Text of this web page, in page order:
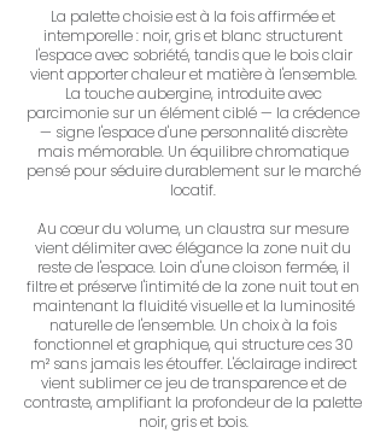
La palette choisie est à la fois affirmée et
intemporelle : noir, gris et blanc structurent
l'espace avec sobriété, tandis que le bois clair
vient apporter chaleur et matière à l'ensemble.
La touche aubergine, introduite avec
parcimonie sur un élément ciblé — la crédence
— signe l'espace d'une personnalité discrète
mais mémorable. Un équilibre chromatique
pensé pour séduire durablement sur le marché
locatif.
Au cœur du volume, un claustra sur mesure
vient délimiter avec élégance la zone nuit du
reste de l'espace. Loin d'une cloison fermée, il
filtre et préserve l'intimité de la zone nuit tout en
maintenant la fluidité visuelle et la luminosité
naturelle de l'ensemble. Un choix à la fois
fonctionnel et graphique, qui structure ces 30
m² sans jamais les étouffer. L'éclairage indirect
vient sublimer ce jeu de transparence et de
contraste, amplifiant la profondeur de la palette
noir, gris et bois.